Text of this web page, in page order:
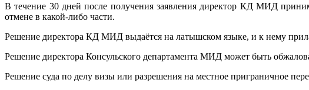
В течение 30 дней после получения заявления директор КД МИД
отмене в какой-либо части.
Решение директора КД МИД выдаётся на латышском языке, и к нему
Решение директора Консульского департамента МИД может быть
Решение суда по делу визы или разрешения на местное приграничное